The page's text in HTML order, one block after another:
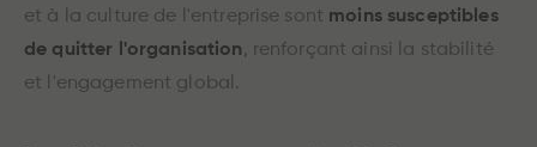
et à la culture de l'entreprise sont moins susceptibles
de quitter l'organisation , renforçant ainsi la stabilité
et l'engagement global.